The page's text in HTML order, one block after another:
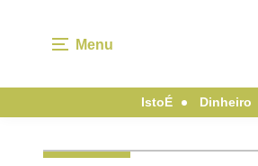
Menu
IstoÉ Dinheiro